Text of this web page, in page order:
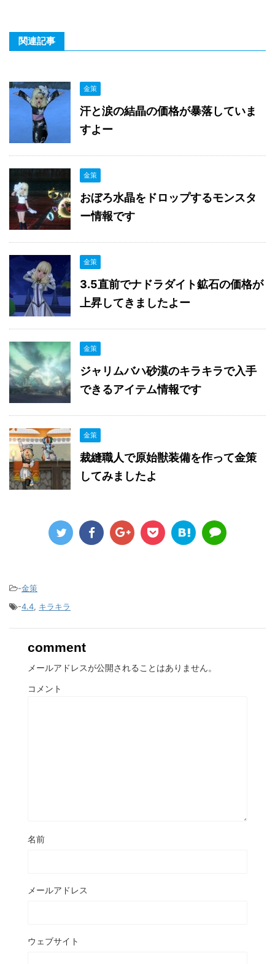
関連記事
金策
汗と涙の結晶の価格が暴落していま
すよー
金策
おぼろ水晶をドロップするモンスタ
ー情報です
金策
3.5直前でナドラダイト鉱石の価格が
上昇してきましたよー
金策
ジャリムバハ砂漠のキラキラで入手
できるアイテム情報です
金策
裁縫職人で原始獣装備を作って金策
してみましたよ
-金策
-4.4, キラキラ
comment
メールアドレスが公開されることはありません。
コメント
名前
メールアドレス
ウェブサイト